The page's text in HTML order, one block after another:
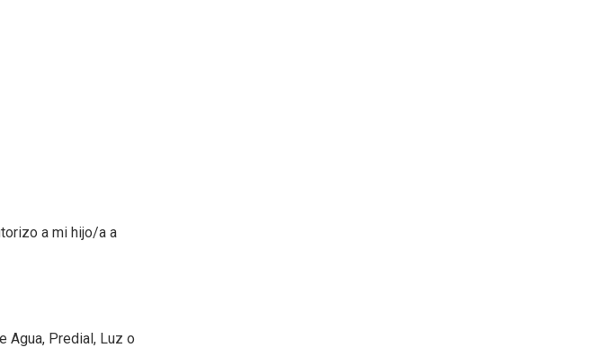
a mi hijo/a a
Agua, Predial, Luz o